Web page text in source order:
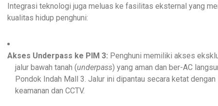
Integrasi teknologi juga meluas ke fasilitas eksternal yang
kualitas hidup penghuni:
Akses Underpass ke PIM 3: Penghuni memiliki akses
jalur bawah tanah (underpass) yang aman dan ber-AC
Pondok Indah Mall 3. Jalur ini dipantau secara ketat
keamanan dan CCTV.